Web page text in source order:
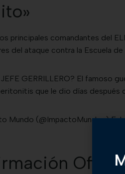
principales comandantes del
del ataque contra la Escuela
GERRILLERO? El famoso
que le dio días después
Mundo (@ImpactoMundo_)
Oficial